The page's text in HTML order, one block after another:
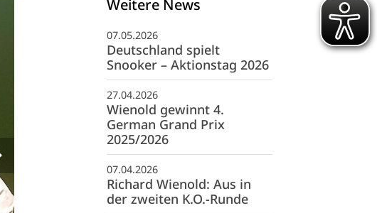
Weitere News
07.05.2026
Deutschland spielt
Snooker – Aktionstag 2026
27.04.2026
Wienold gewinnt 4.
German Grand Prix
2025/2026
07.04.2026
Richard Wienold: Aus in
der zweiten K.O.-Runde
Geschäftsstelle
TSG 1845 Heilbronn e. V.